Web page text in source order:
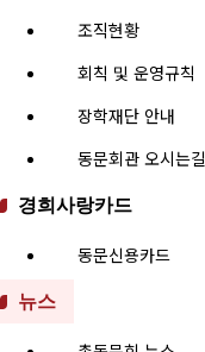
조직현황
회칙 및 운영규칙
장학재단 안내
동문회관 오시는길
경희사랑카드
동문신용카드
뉴스